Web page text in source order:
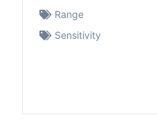
Range
Sensitivity